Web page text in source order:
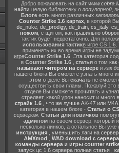
Добро пожаловать на сайт
найти целую библиотеку о популярной
Блоге есть много различных
Counter Strike 1.6 картах, в которой
de_nuke, de_prodigy, de_train, cs_italy,
ножом , с щитом, как правильно
тактик будет недостаточно. Для
использования тактикв игре CS 1.6
применять их во время игры не
игреCounter Strike 1.6 . Эта категория
в Counter Strike 1.6 статья о том как
называют читером на сервереи как
нашего блога Вы сможете узнать много
этом отделе Вы скачатьне
осуществить свои планы. Пожалуй
отделе Вы сможете прочитать и
стреляет, какой урон наносит и
страйк 1.6
что же лучше AK-47 или M4A1
категория в нашем блоге - Статьи о
сервером Статьи для новичков
админомна своём сервер, который
несколько линков, а остальное Вы уже
инструкция
уменьшить лаги на
AMXmod
WAD download с сервера
команды сервера и игры counter
запуск цс 1.6 сервера полная статья,